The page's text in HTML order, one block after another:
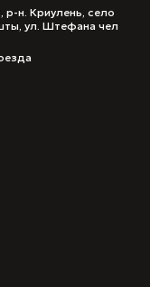
н. Криулень, село
ул. Штефана чел